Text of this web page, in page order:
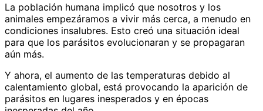
La población humana implicó que nosotros y los
animales empezáramos a vivir más cerca, a menudo en
condiciones insalubres. Esto creó una situación ideal
para que los parásitos evolucionaran y se propagaran
aún más.
Y ahora, el aumento de las temperaturas debido al
calentamiento global, está provocando la aparición de
parásitos en lugares inesperados y en épocas